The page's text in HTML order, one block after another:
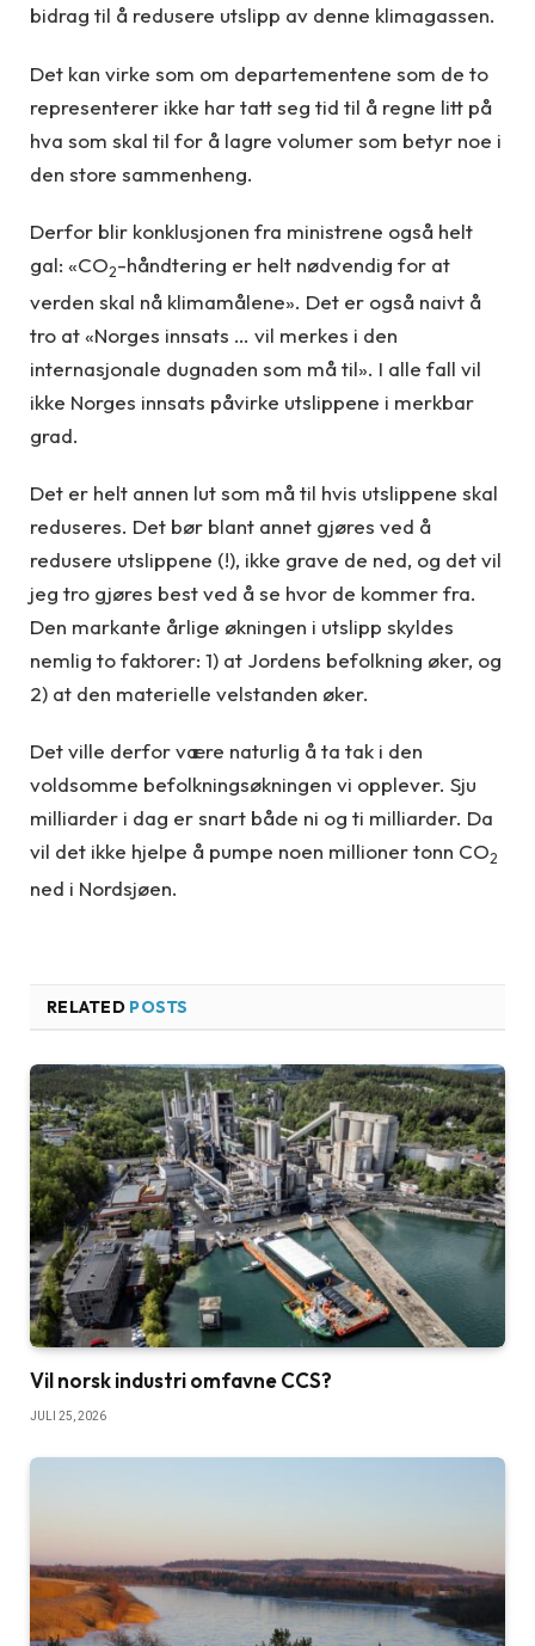
bidrag til å redusere utslipp av denne klimagassen.
Det kan virke som om departementene som de to
representerer ikke har tatt seg tid til å regne litt på
hva som skal til for å lagre volumer som betyr noe i
den store sammenheng.
Derfor blir konklusjonen fra ministrene også helt
gal: «CO2-håndtering er helt nødvendig for at
verden skal nå klimamålene». Det er også naivt å
tro at «Norges innsats … vil merkes i den
internasjonale dugnaden som må til». I alle fall vil
ikke Norges innsats påvirke utslippene i merkbar
grad.
Det er helt annen lut som må til hvis utslippene skal
reduseres. Det bør blant annet gjøres ved å
redusere utslippene (!), ikke grave de ned, og det vil
jeg tro gjøres best ved å se hvor de kommer fra.
Den markante årlige økningen i utslipp skyldes
nemlig to faktorer: 1) at Jordens befolkning øker, og
2) at den materielle velstanden øker.
Det ville derfor være naturlig å ta tak i den
voldsomme befolkningsøkningen vi opplever. Sju
milliarder i dag er snart både ni og ti milliarder. Da
vil det ikke hjelpe å pumpe noen millioner tonn CO2
ned i Nordsjøen.
RELATED POSTS
Vil norsk industri omfavne CCS?
JULI 25, 2026